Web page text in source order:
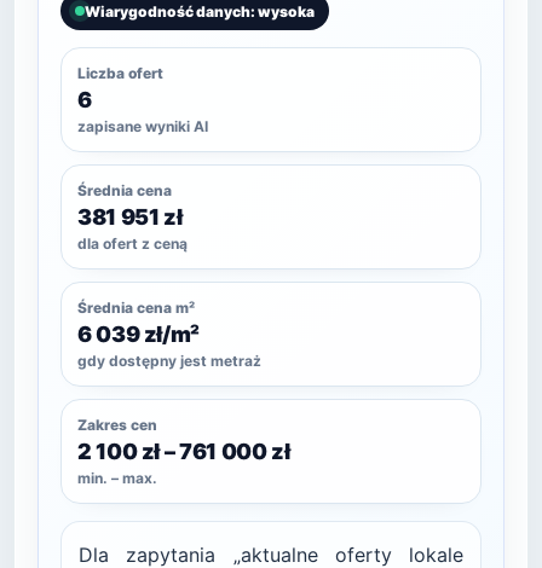
Wiarygodność danych: wysoka
Liczba ofert
6
zapisane wyniki AI
Średnia cena
381 951 zł
dla ofert z ceną
Średnia cena m²
6 039 zł/m²
gdy dostępny jest metraż
Zakres cen
2 100 zł – 761 000 zł
min. – max.
Dla zapytania „aktualne oferty lokale